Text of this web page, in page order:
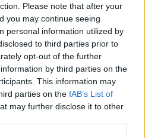
Please note that after your
you may continue seeing
personal information utilized by
to third parties prior to
opt-out of the further
by third parties on the
This information may
parties on the IAB’s List of
may further disclose it to other
kuten ajoittain pidettävä
jossa on useita baareja ja